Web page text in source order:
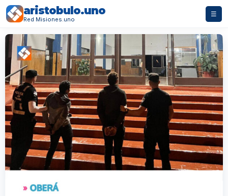
aristobulo.uno
Red Misiones.uno
☰